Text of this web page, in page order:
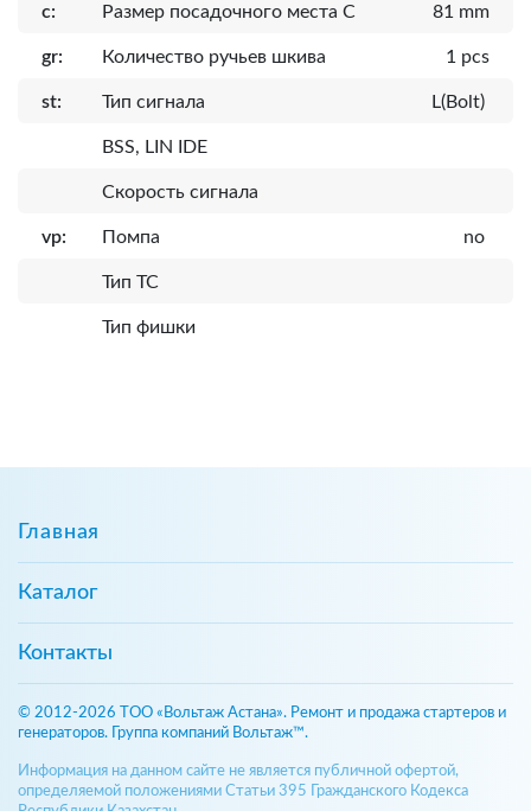
c: Размер посадочного места C 81 mm
gr: Количество ручьев шкива 1 pcs
st: Тип сигнала L(Bolt)
BSS, LIN IDE
Скорость сигнала
vp: Помпа no
Тип ТС
Тип фишки
Главная
Каталог
Контакты
© 2012-2026 ТОО «Вольтаж Астана». Ремонт и продажа стартеров и
генераторов. Группа компаний Вольтаж™.
Информация на данном сайте не является публичной офертой,
определяемой положениями Статьи 395 Гражданского Кодекса